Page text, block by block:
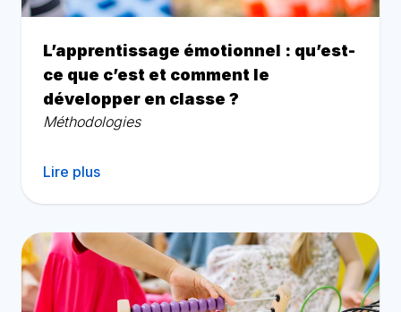
L’apprentissage émotionnel : qu’est-
ce que c’est et comment le
développer en classe ?
Méthodologies
Lire plus